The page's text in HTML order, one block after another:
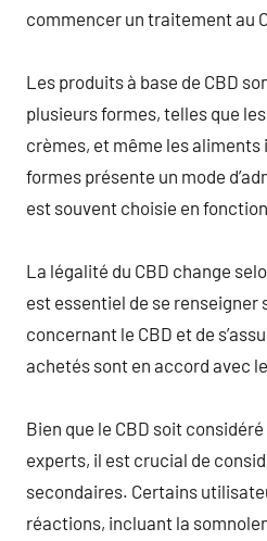
commencer un traitement au
Les produits à base de CBD
plusieurs formes, telles que
crèmes, et même les aliments
formes présente un mode
est souvent choisie en
La légalité du CBD change
est essentiel de se renseigner
concernant le CBD et de
achetés sont en accord avec
Bien que le CBD soit
experts, il est crucial de
secondaires. Certains
réactions, incluant la